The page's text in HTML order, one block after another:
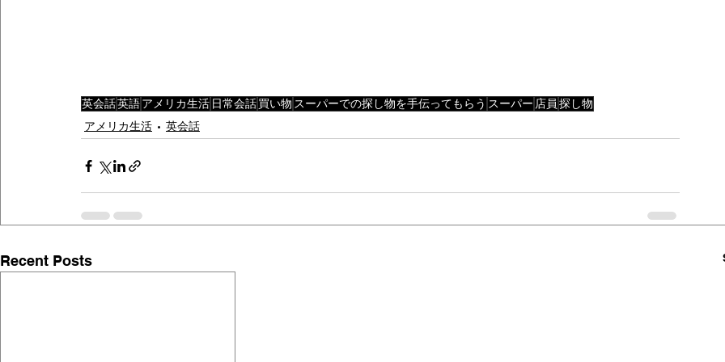
英会話英語アメリカ生活 日常会話買い物 スーパーでの探し物を手伝ってもらう スーパー 店員 探し物
アメリカ生活
英会話
Recent Posts